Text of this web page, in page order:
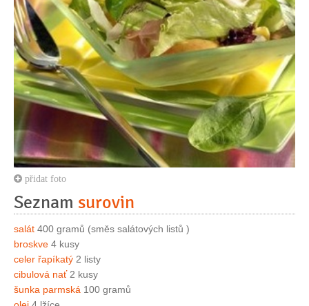
přidat foto
Seznam surovin
salát 400 gramů (směs salátových listů )
broskve 4 kusy
celer řapíkatý 2 listy
cibulová nať2 kusy
šunka parmská 100 gramů